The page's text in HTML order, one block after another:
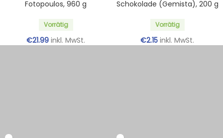
Fotopoulos, 960 g
Vorrätig
€21.99 inkl. MwSt.
Schokolade (Gemista), 200 g
Vorrätig
€2.15 inkl. MwSt.